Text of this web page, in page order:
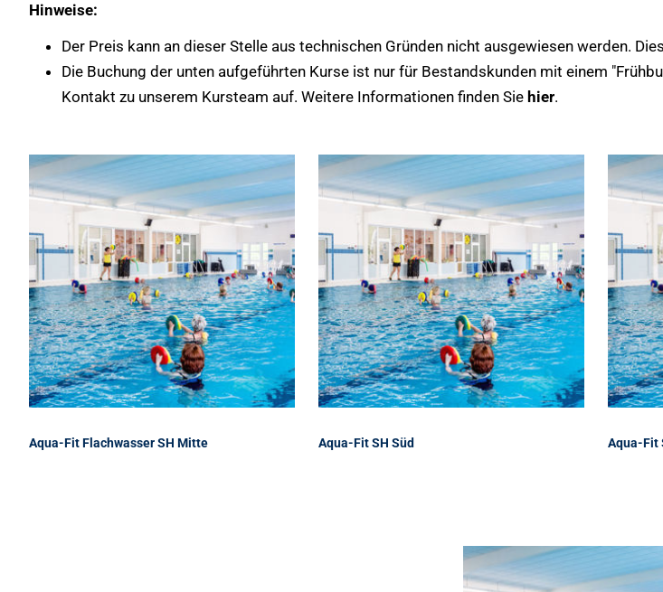
Hinweise:
Der Preis kann an dieser Stelle aus technischen Gründen nicht ausgewiesen werden.
Die Buchung der unten aufgeführten Kurse ist nur für Bestandskunden mit einem
Kontakt zu unserem Kursteam auf. Weitere Informationen finden Sie hier.
Aqua-Fit Flachwasser SH Mitte Aqua-Fit SH Süd Aqua-Fit